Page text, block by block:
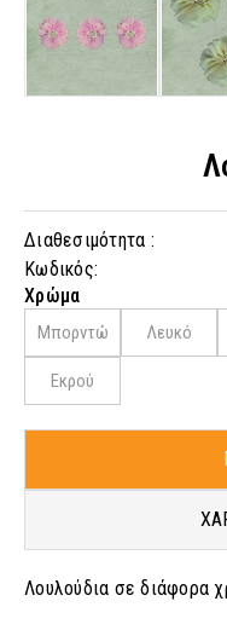
Διαθεσιμότητα :
Κωδικός:
Χρώμα
Μπορντώ Λευκό
Εκρού
Λουλούδια σε διάφορα